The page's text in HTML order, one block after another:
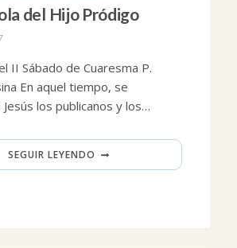
del Hijo Pródigo
II Sábado de Cuaresma P.
En aquel tiempo, se
Jesús los publicanos y los…
SEGUIR LEYENDO